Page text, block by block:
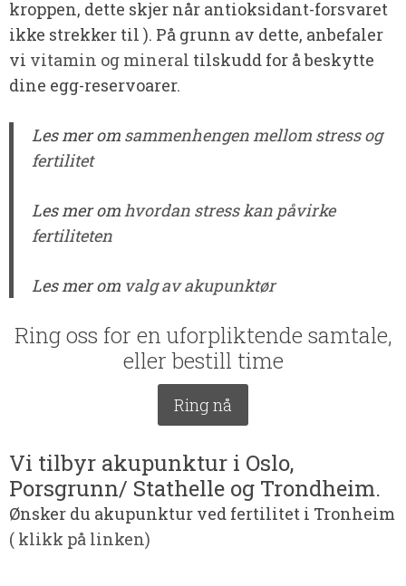
kroppen, dette skjer når antioksidant-forsvaret
ikke strekker til ). På grunn av dette, anbefaler
vi vitamin og mineral tilskudd for å beskytte
dine egg-reservoarer.
Les mer om sammenhengen mellom stress og
fertilitet
Les mer omhvordan stress kan påvirke
fertiliteten
Les mer om valg av akupunktør
Ring oss for en uforpliktende samtale,
eller bestill time
Ring nå
Vi tilbyr akupunktur i Oslo,
Porsgrunn/ Stathelle og Trondheim.
Ønsker du akupunktur ved fertilitet i Tronheim
( klikk på linken)